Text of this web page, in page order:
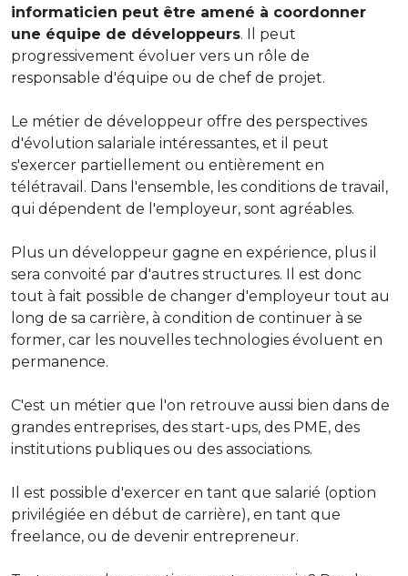
informaticien peut être amené à coordonner
une équipe de développeurs. Il peut
progressivement évoluer vers un rôle de
responsable d'équipe ou de chef de projet.
Le métier de développeur offre des perspectives
d'évolution salariale intéressantes, et il peut
s'exercer partiellement ou entièrement en
télétravail. Dans l'ensemble, les conditions de travail,
qui dépendent de l'employeur, sont agréables.
Plus un développeur gagne en expérience, plus il
sera convoité par d'autres structures. Il est donc
tout à fait possible de changer d'employeur tout au
long de sa carrière, à condition de continuer à se
former, car les nouvelles technologies évoluent en
permanence.
C'est un métier que l'on retrouve aussi bien dans de
grandes entreprises, des start-ups, des PME, des
institutions publiques ou des associations.
Il est possible d'exercer en tant que salarié (option
privilégiée en début de carrière), en tant que
freelance, ou de devenir entrepreneur.